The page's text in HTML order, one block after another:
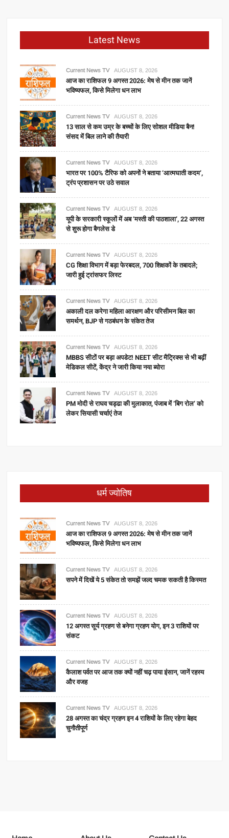
Latest News
Current News TV AUGUST 8, 2026
आज का राशिफल 9 अगस्त 2026: मेष से मीन तक जानें
भविष्यफल, किसे मिलेगा धन लाभ
Current News TV AUGUST 8, 2026
13 साल से कम उम्र के बच्चों के लिए सोशल मीडिया बैन!
संसद में बिल लाने की तैयारी
Current News TV AUGUST 8, 2026
भारत पर 100% टैरिफ को अपनों ने बताया ‘आत्मघाती कदम’,
ट्रंप प्रशासन पर उठे सवाल
Current News TV AUGUST 8, 2026
यूपी के सरकारी स्कूलों में अब ‘मस्ती की पाठशाला’, 22 अगस्त
से शुरू होगा बैगलेस डे
Current News TV AUGUST 8, 2026
CG शिक्षा विभाग में बड़ा फेरबदल, 700 शिक्षकों के तबादले;
जारी हुई ट्रांसफर लिस्ट
Current News TV AUGUST 8, 2026
अकाली दल करेगा महिला आरक्षण और परिसीमन बिल का
समर्थन, BJP से गठबंधन के संकेत तेज
Current News TV AUGUST 8, 2026
MBBS सीटों पर बड़ा अपडेट! NEET सीट मैट्रिक्स से भी बढ़ीं
मेडिकल सीटें, केंद्र ने जारी किया नया ब्योरा
Current News TV AUGUST 8, 2026
PM मोदी से राघव चड्ढा की मुलाकात, पंजाब में ‘बिग रोल’ को
लेकर सियासी चर्चाएं तेज
धर्म ज्योतिष
Current News TV AUGUST 8, 2026
आज का राशिफल 9 अगस्त 2026: मेष से मीन तक जानें
भविष्यफल, किसे मिलेगा धन लाभ
Current News TV AUGUST 8, 2026
सपने में दिखें ये 5 संकेत तो समझें जल्द चमक सकती है किस्मत
Current News TV AUGUST 8, 2026
12 अगस्त सूर्य ग्रहण से बनेगा ग्रहण योग, इन 3 राशियों पर
संकट
Current News TV AUGUST 8, 2026
कैलाश पर्वत पर आज तक क्यों नहीं चढ़ पाया इंसान, जानें रहस्य
और वजह
Current News TV AUGUST 8, 2026
28 अगस्त का चंद्र ग्रहण इन 4 राशियों के लिए रहेगा बेहद
चुनौतीपूर्ण